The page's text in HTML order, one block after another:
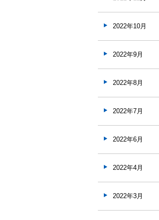
2022年10月
2022年9月
2022年8月
2022年7月
2022年6月
2022年4月
2022年3月